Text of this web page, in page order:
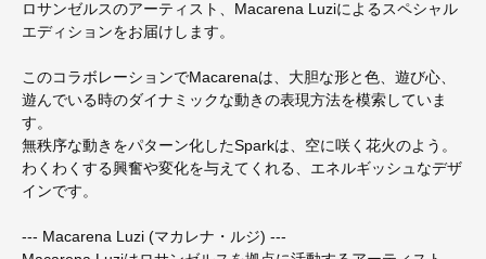
ロサンゼルスのアーティスト、Macarena Luziによるスペシャル
エディションをお届けします。
このコラボレーションでMacarenaは、大胆な形と色、遊び心、
遊んでいる時のダイナミックな動きの表現方法を模索していま
す。
無秩序な動きをパターン化したSparkは、空に咲く花火のよう。
わくわくする興奮や変化を与えてくれる、エネルギッシュなデザ
インです。
--- Macarena Luzi (マカレナ・ルジ) ---